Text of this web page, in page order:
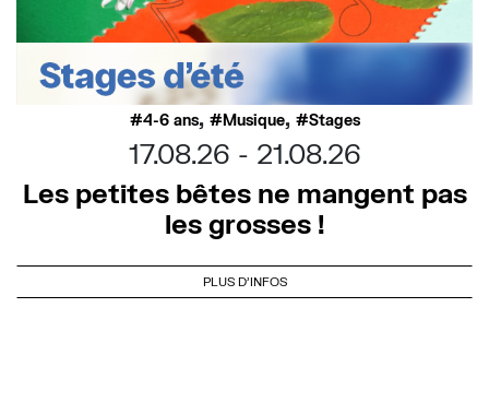
4-6 ans, Musique, Stages
17.08.26
21.08.26
Les petites bêtes ne mangent pas
les grosses !
PLUS D'INFOS